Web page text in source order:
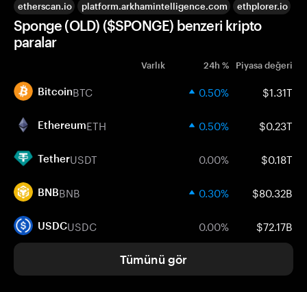
etherscan.io platform.arkhamintelligence.com ethplorer.io
Sponge (OLD) ($SPONGE) benzeri kripto
paralar
Varlık 24h % Piyasa değeri
BitcoinBTC 0.50% $1.31T
EthereumETH 0.50% $0.23T
TetherUSDT 0.00% $0.18T
BNBBNB 0.30% $80.32B
USDCUSDC 0.00% $72.17B
Tümünü gör